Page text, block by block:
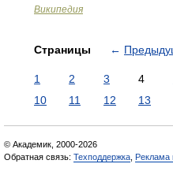
Википедия
Страницы ←
1 2 3 4
10
11 12 13
© Академик, 2000-2026
Обратная связь: Техподдержка Реклама